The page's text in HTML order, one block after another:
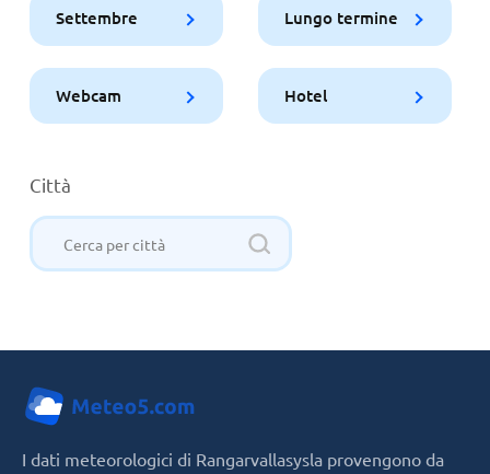
Settembre Lungo termine
Webcam Hotel
Città
I dati meteorologici di Rangarvallasysla provengono da